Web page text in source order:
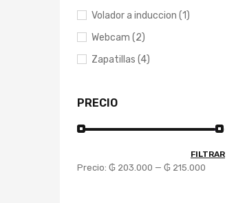
Volador a induccion (1)
Webcam (2)
Zapatillas (4)
PRECIO
FILTRAR
Precio: ₲ 203.000 — ₲ 215.000